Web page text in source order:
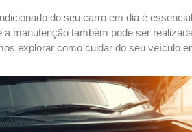
do seu carro em dia é
a manutenção também pode ser
explorar como cuidar do seu veículo